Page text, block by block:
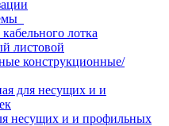
лотка
листовой
конструкционные/
для несущих и и
несущих и и профильных